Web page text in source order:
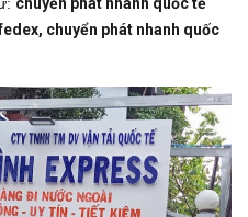
chuyển phát nhanh quốc tế
chuyển phát nhanh quốc